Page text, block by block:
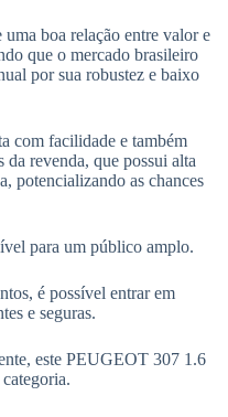
boa relação entre valor e
que o mercado brasileiro
por sua robustez e baixo
com facilidade e também
da revenda, que possui alta
potencializando as chances
para um público amplo.
é possível entrar em
e seguras.
este PEUGEOT 307 1.6